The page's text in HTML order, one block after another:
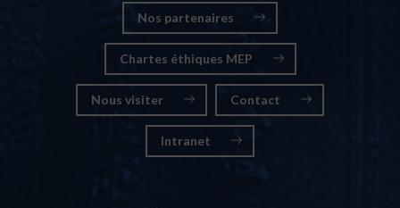
Nos partenaires
Chartes éthiques MEP
Nous visiter Contact
Intranet